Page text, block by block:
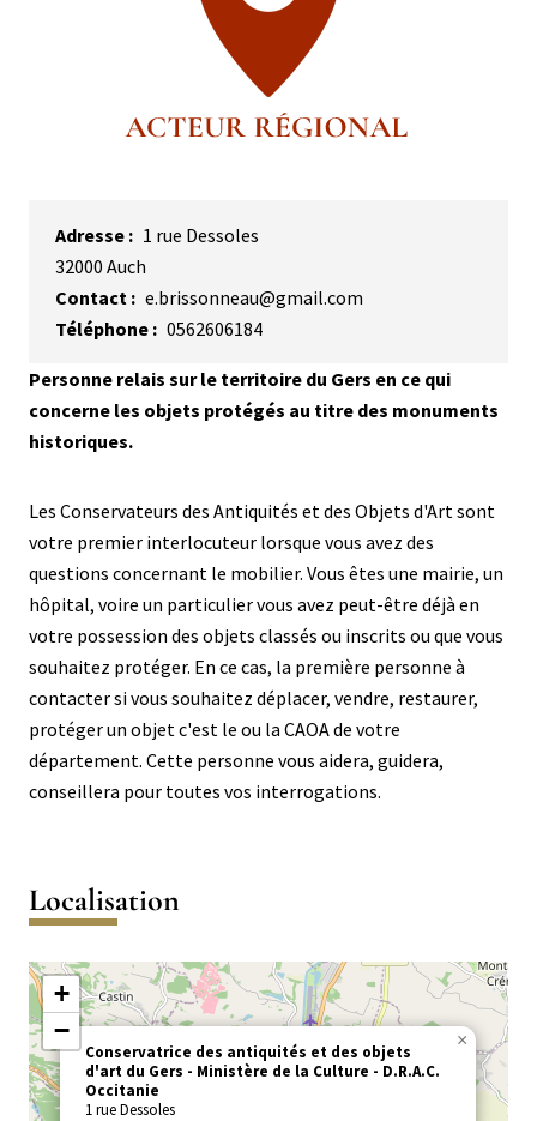
Description
courte
Personne relais sur le territoire du Gers en ce qui
concerne les objets protégés au titre des monuments
historiques.
Description
Les Conservateurs des Antiquités et des Objets d'Art sont
votre premier interlocuteur lorsque vous avez des
questions concernant le mobilier. Vous êtes une mairie, un
hôpital, voire un particulier vous avez peut-être déjà en
votre possession des objets classés ou inscrits ou que vous
souhaitez protéger. En ce cas, la première personne à
contacter si vous souhaitez déplacer, vendre, restaurer,
protéger un objet c'est le ou la CAOA de votre
département. Cette personne vous aidera, guidera,
conseillera pour toutes vos interrogations.
de
0
2
ans
de
3
5
ans
de
6
8
ans
de
9
12
ans
de
13
16
ans
de
17
25
ans
Adresse
1 rue Dessoles
32000 Auch
Contact
e.brissonneau@gmail.com
Téléphone
0562606184
Localisation
Conservatrice des antiquités et des objets
d'art du Gers
Ministère de la Culture - D.R.A.C.
Occitanie
1 rue Dessoles
×
+
−